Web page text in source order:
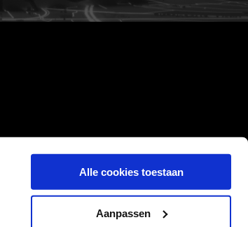
Alle cookies toestaan
Aanpassen